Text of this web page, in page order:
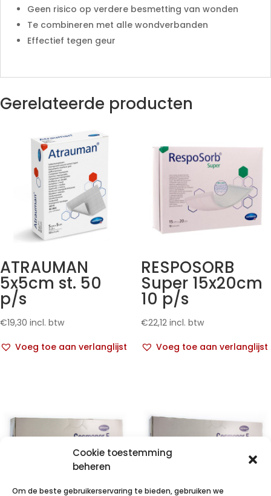
Cookie toestemming
beheren
Om de beste gebruikerservaring te bieden, gebruiken we
Geen risico op verdere besmetting van wonden
Te combineren met alle wondverbanden
Effectief tegen geur
Gerelateerde producten
ATRAUMAN
5x5cm st. 50
p/s
€19,30 incl. btw
Voeg toe aan verlanglijst
RESPOSORB
Super 15x20cm
10 p/s
€22,12 incl. btw
Voeg toe aan verlanglijst